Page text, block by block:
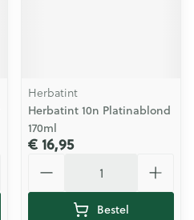
Herbatint
Herbatint 10n Platinablond
170ml
€ 16,95
Bestel